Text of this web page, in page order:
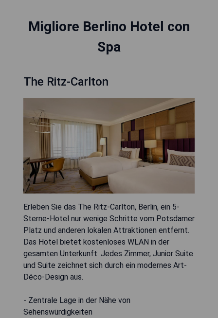
Migliore Berlino Hotel con
Spa
The Ritz-Carlton
Erleben Sie das The Ritz-Carlton, Berlin, ein 5-
Sterne-Hotel nur wenige Schritte vom Potsdamer
Platz und anderen lokalen Attraktionen entfernt.
Das Hotel bietet kostenloses WLAN in der
gesamten Unterkunft. Jedes Zimmer, Junior Suite
und Suite zeichnet sich durch ein modernes Art-
Déco-Design aus.
- Zentrale Lage in der Nähe von
Sehenswürdigkeiten